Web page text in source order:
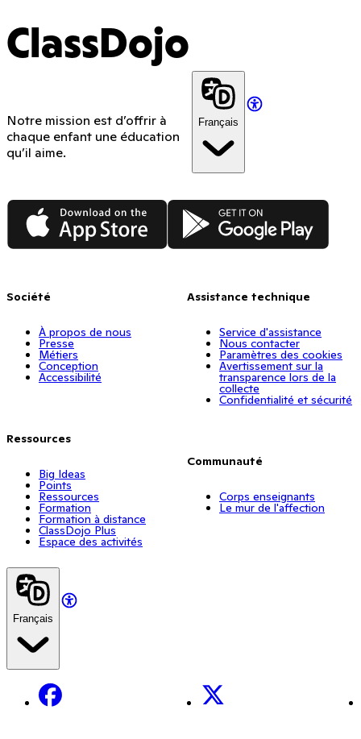
ClassDojo
Notre mission est d’offrir à
chaque enfant une éducation
qu’il aime.
Français
App Store Google Play
Société
À propos de nous
Presse
Métiers
Conception
Accessibilité
Ressources
Big Ideas
Points
Ressources
Formation
Formation à distance
ClassDojo Plus
Espace des activités
Assistance technique
Service d'assistance
Nous contacter
Paramètres des cookies
Avertissement sur la
transparence lors de la
collecte
Confidentialité et sécurité
Communauté
Corps enseignants
Le mur de l'affection
Français
Facebook X